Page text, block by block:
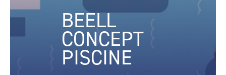
BEELL
CONCEPT
PISCINE